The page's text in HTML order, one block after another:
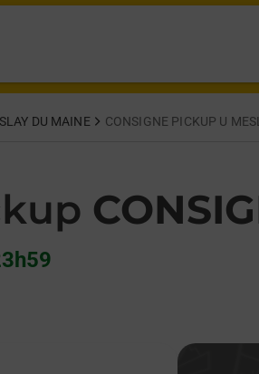
DU MAINE CONSIGNE PICKUP U
DES TILLEULS MESLAY DU MAINE,